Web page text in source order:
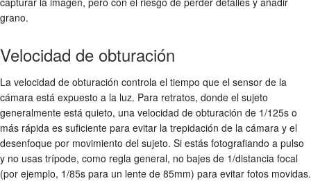
grano.
Velocidad de obturación
La velocidad de obturación controla el tiempo que el sensor de la
cámara está expuesto a la luz. Para retratos, donde el sujeto
generalmente está quieto, una velocidad de obturación de 1/125s o
más rápida es suficiente para evitar la trepidación de la cámara y el
desenfoque por movimiento del sujeto. Si estás fotografiando a pulso
y no usas trípode, como regla general, no bajes de 1/distancia focal
(por ejemplo, 1/85s para un lente de 85mm) para evitar fotos movidas.